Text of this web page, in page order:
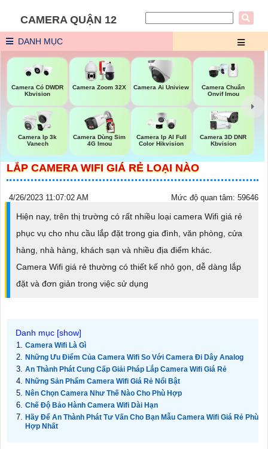
CAMERA QUẬN 12
DANH MỤC
Camera Có DWDR
Kbvision
Camera Zoom 32X Camera Ai Uniview
Camera Chuẩn
Onvif Imou
Camera Ip 3k
Vanech
Camera Dùng Sim
4G Imou
Camera Ip AI Full
Color Hikvision
Camera 3D DNR
Kbvision
LẮP CAMERA WIFI GIÁ RẺ LOẠI NÀO
4/26/2023 11:07:02 AM Mức độ quan tâm: 59646
Hiện nay, trên thị trường có rất nhiều loại camera Wifi giá rẻ
phục vụ cho nhu cầu lắp đặt trong gia đình, văn phòng, cửa
hàng, nhà hàng, khách sạn và nhiều địa điểm khác.
Camera Wifi giá rẻ thường có thiết kế nhỏ gọn, dễ dàng lắp
đặt và đơn giản trong việc sử dụng
Camera Wifi Là Gì
Những Ưu Điểm Của Camera Wifi So Với Camera Đi Dây Analog
An Thành Phát Cung Cấp Giải Pháp Lắp Camera Wifi Giá Rẻ
Những Sản Phẩm Camera Wifi Giá Rẻ Nổi Bật
Nên Chọn Camera Như Thế Nào Cho Phù Hợp
Chế Độ Bảo Hành Camera Wifi Dài Hạn
Hãy Để An Thành Phát Tư Vấn Cho Bạn Mẫu Camera Wifi Giá Rẻ Phù
Hợp Nhất